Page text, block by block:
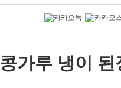
콩가루 냉이 된